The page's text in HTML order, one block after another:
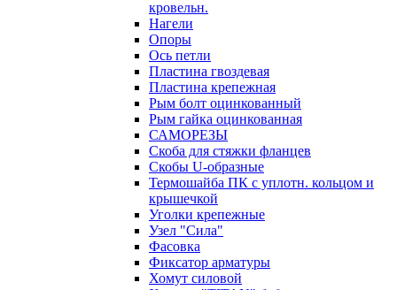
кровельн.
Нагели
Опоры
Ось петли
Пластина гвоздевая
Пластина крепежная
Рым болт оцинкованный
Рым гайка оцинкованная
САМОРЕЗЫ
Скоба для стяжки фланцев
Скобы U-образные
Термошайба ПК с уплотн. кольцом и
крышечкой
Уголки крепежные
Узел "Сила"
Фасовка
Фиксатор арматуры
Хомут силовой